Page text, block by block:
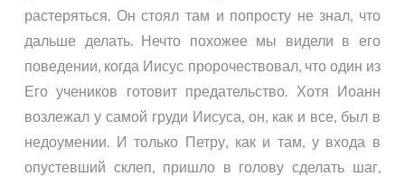
растеряться. Он стоял там и попросту не знал, что
дальше делать. Нечто похожее мы видели в его
поведении, когда Иисус пророчествовал, что один из
Его учеников готовит предательство. Хотя Иоанн
возлежал у самой груди Иисуса, он, как и все, был в
недоумении. И только Петру, как и там, у входа в
опустевший склеп, пришло в голову сделать шаг,